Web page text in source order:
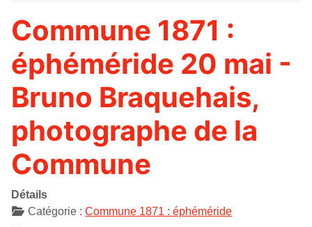
Commune 1871 :
éphéméride 20 mai -
Bruno Braquehais,
photographe de la
Commune
Détails
Catégorie : Commune 1871 : éphéméride